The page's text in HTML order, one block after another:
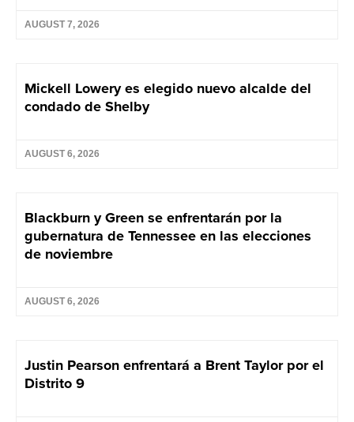
AUGUST 7, 2026
Mickell Lowery es elegido nuevo alcalde del
condado de Shelby
AUGUST 6, 2026
Blackburn y Green se enfrentarán por la
gubernatura de Tennessee en las elecciones
de noviembre
AUGUST 6, 2026
Justin Pearson enfrentará a Brent Taylor por el
Distrito 9